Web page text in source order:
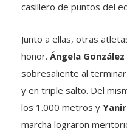
casillero de puntos del
Junto a ellas, otras
honor. Ángela González
sobresaliente al
y en triple salto. Del
los 1.000 metros y
marcha lograron